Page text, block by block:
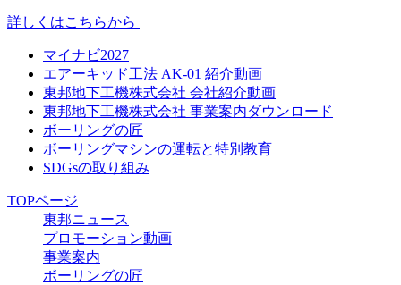
詳しくはこちらから
マイナビ2027
エアーキッド工法 AK-01 紹介動画
東邦地下工機株式会社 会社紹介動画
東邦地下工機株式会社 事業案内ダウンロード
ボーリングの匠
ボーリングマシンの運転と特別教育
SDGsの取り組み
TOPページ
東邦ニュース
プロモーション動画
事業案内
ボーリングの匠